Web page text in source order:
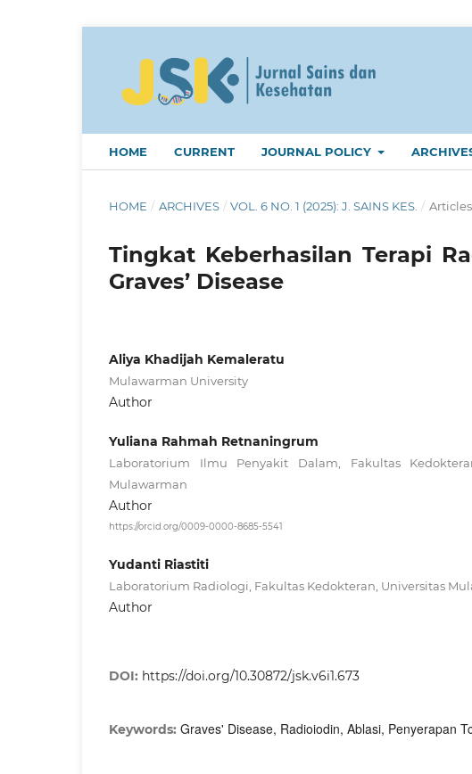
HOME CURRENT JOURNAL POLICY
HOME / ARCHIVES / VOL. 6 NO. 1 (2025): J. SAINS KES. / Articles
Tingkat Keberhasilan Terapi
Graves’ Disease
Aliya Khadijah Kemaleratu
Mulawarman University
Author
Yuliana Rahmah Retnaningrum
Laboratorium Ilmu Penyakit Dalam, Fakultas
Mulawarman
Author
https://orcid.org/0009-0000-8685-5541
Yudanti Riastiti
Laboratorium Radiologi, Fakultas Kedokteran, Universitas
Author
DOI: https://doi.org/10.30872/jsk.v6i1.673
Keywords: Graves' Disease, Radioiodin, Ablasi, Penyerapan